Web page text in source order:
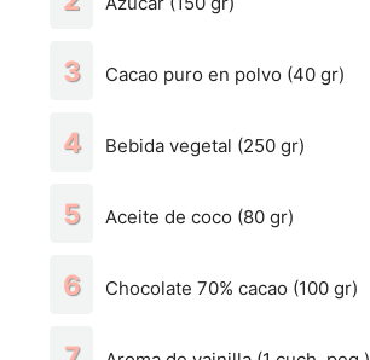
Cacao puro en polvo (40 gr)
Bebida vegetal (250 gr)
Aceite de coco (80 gr)
Chocolate 70% cacao (100 gr)